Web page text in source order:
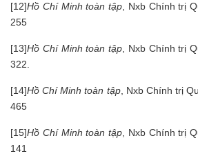
[12]Hồ Chí Minh toàn tập, Nxb Chính trị
255
[13]Hồ Chí Minh toàn tập, Nxb Chính trị
322.
[14]Hồ Chí Minh toàn tập, Nxb Chính trị
465
[15]Hồ Chí Minh toàn tập, Nxb Chính trị
141